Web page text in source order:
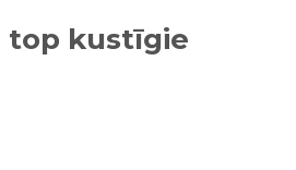
top kustīgie